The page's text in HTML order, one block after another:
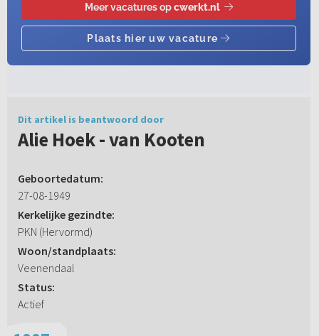
Dit artikel is beantwoord door
Alie Hoek - van Kooten
Geboortedatum:
27-08-1949
Kerkelijke gezindte:
PKN (Hervormd)
Woon/standplaats:
Veenendaal
Status:
Actief